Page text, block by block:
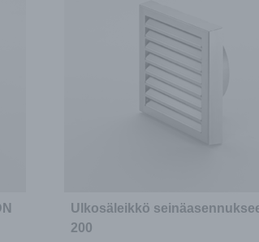
Ulkosäleikkö
200